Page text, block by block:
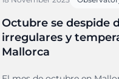
Octubre se despide
irregulares y
Mallorca